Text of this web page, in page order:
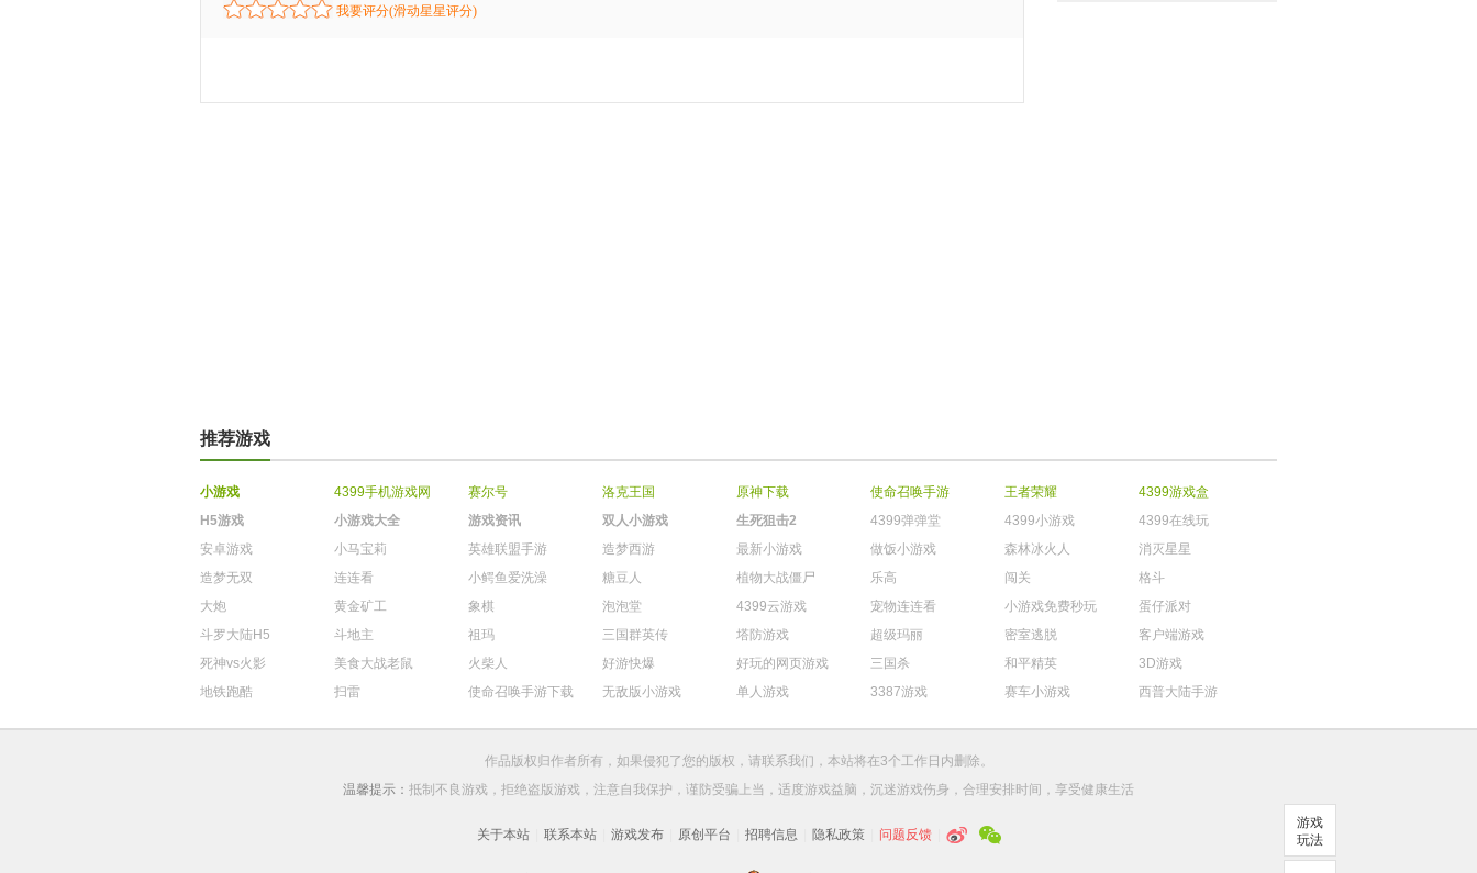
推荐游戏
小游戏 4399手机游戏网 赛尔号 洛克王国 原神下载 使命召唤手游 王者荣耀
4399游戏盒
H5游戏
小游戏大全 游戏资讯 双人小游戏 生死狙击2 4399弹弹堂 4399小游戏
4399在线玩
安卓游戏
小马宝莉 英雄联盟手游 造梦西游 最新小游戏 做饭小游戏 森林冰火人
消灭星星
造梦无双
连连看 小鳄鱼爱洗澡 糖豆人 植物大战僵尸 乐高 闯关
格斗
大炮
黄金矿工 象棋 泡泡堂 4399云游戏 宠物连连看 小游戏免费秒玩
蛋仔派对
斗罗大陆H5
斗地主 祖玛 三国群英传 塔防游戏 超级玛丽 密室逃脱
客户端游戏
死神vs火影
美食大战老鼠 火柴人 好游快爆 好玩的网页游戏 三国杀 和平精英
3D游戏
地铁跑酷
扫雷 使命召唤手游下载 无敌版小游戏 单人游戏 3387游戏 赛车小游戏 西普大陆手游
游戏
玩法
作品版权归作者所有，如果侵犯了您的版权，请联系我们 ，本站将在3个工作日内删除。
温馨提示： 抵制不良游戏，拒绝盗版游戏，注意自我保护，谨防受骗上当，适度游戏益脑，沉迷游戏伤身，合理安排时间，享受健康生活
关于本站 联系本站 游戏发布 原创平台 招聘信息 隐私政策 问题反馈